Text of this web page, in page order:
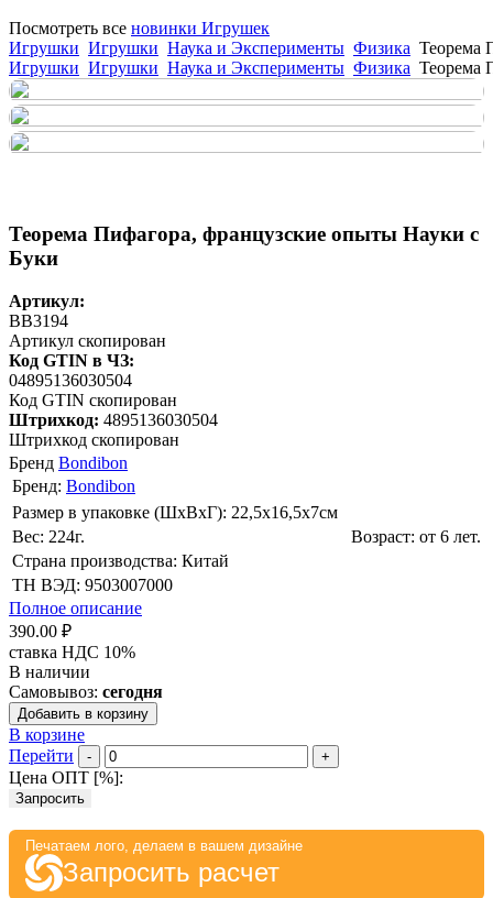
Посмотреть все новинки Игрушек
Игрушки Игрушки Наука и Эксперименты Физика Теорема
Игрушки Игрушки Наука и Эксперименты Физика Теорема
Теорема Пифагора, французские опыты Науки с
Буки
Артикул:
BB3194
Артикул скопирован
Код GTIN в ЧЗ:
04895136030504
Код GTIN скопирован
Штрихкод: 4895136030504
Штрихкод скопирован
Бренд Bondibon
Бренд: Bondibon
Размер в упаковке (ШхВxГ): 22,5х16,5х7cм
Вес: 224г.
Возраст: от 6 лет.
Страна производства: Китай
ТН ВЭД: 9503007000
Полное описание
390.00 ₽
ставка НДС 10%
В наличии
Самовывоз: сегодня
Добавить в корзину
В корзине
Перейти
- +
Цена ОПТ [%]:
Запросить
Печатаем лого, делаем в вашем дизайне
Запросить расчет